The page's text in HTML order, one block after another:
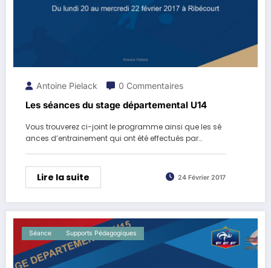
Antoine Pielack 0 Commentaires
Les séances du stage départemental U14
Vous trouverez ci-joint le programme ainsi que les sé
ances d’entrainement qui ont été effectués par…
Lire la suite 24 Février 2017
Séance Supports Pédagogiques